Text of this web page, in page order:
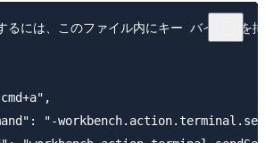
るには、このファイル内にキー バインドを
"-